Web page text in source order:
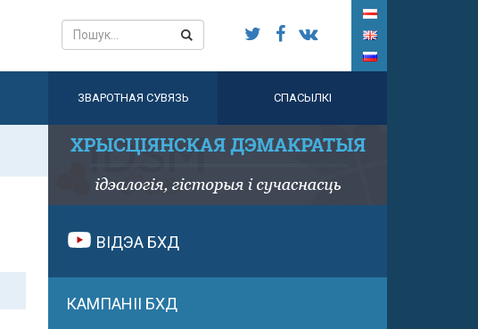
ЗВАРОТНАЯ СУВЯЗЬ СПАСЫЛКІ
ВІДЭА БХД
КАМПАНІІ БХД